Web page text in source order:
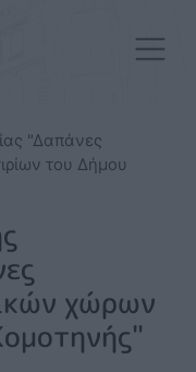
"Δαπάνες
του Δήμου
χώρων